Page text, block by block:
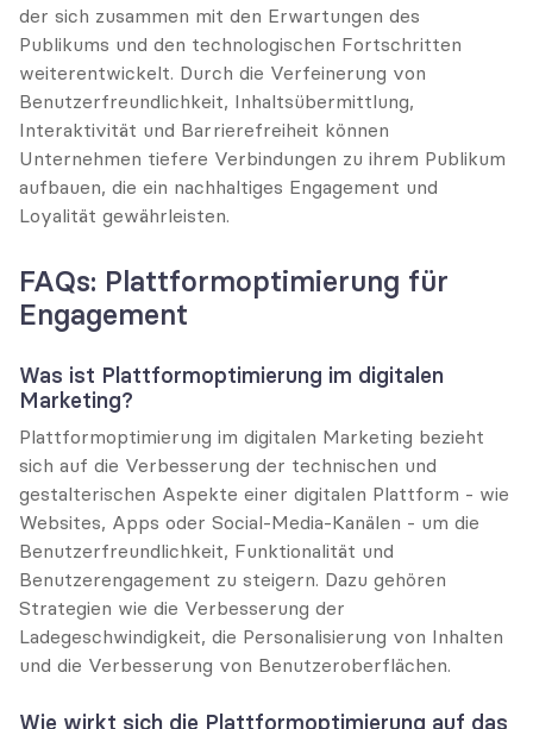
der sich zusammen mit den Erwartungen des
Publikums und den technologischen Fortschritten
weiterentwickelt. Durch die Verfeinerung von
Benutzerfreundlichkeit, Inhaltsübermittlung,
Interaktivität und Barrierefreiheit können
Unternehmen tiefere Verbindungen zu ihrem Publikum
aufbauen, die ein nachhaltiges Engagement und
Loyalität gewährleisten.
FAQs: Plattformoptimierung für
Engagement
Was ist Plattformoptimierung im digitalen
Marketing?
Plattformoptimierung im digitalen Marketing bezieht
sich auf die Verbesserung der technischen und
gestalterischen Aspekte einer digitalen Plattform - wie
Websites, Apps oder Social-Media-Kanälen - um die
Benutzerfreundlichkeit, Funktionalität und
Benutzerengagement zu steigern. Dazu gehören
Strategien wie die Verbesserung der
Ladegeschwindigkeit, die Personalisierung von Inhalten
und die Verbesserung von Benutzeroberflächen.
Wie wirkt sich die Plattformoptimierung auf das